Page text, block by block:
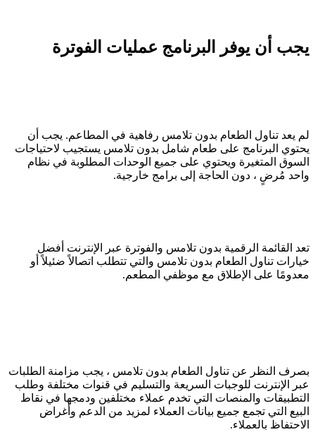
يجب أن يوفر البرنامج عمليات الفوترة
لم يعد تناول الطعام بدون تلامس رفاهية في المطاعم. يجب أن
يحتوي البرنامج على طعام شامل بدون تلامس يستجيب لاحتياجات
السوق المتغيرة ويحتوي على جميع الوحدات المطلوبة في نظام
واحد مُرضٍ ، دون الحاجة إلى برامج خارجية.
تعد القائمة الرقمية بدون تلامس والفوترة عبر الإنترنت أفضل
خيارات تناول الطعام بدون تلامس والتي تتطلب اتصالاً ضئيلاً أو
معدومًا على الإطلاق مع موظفي المطعم.
بصرف النظر عن تناول الطعام بدون تلامس ، يجب مزامنة الطلبات
عبر الإنترنت للوجبات السريعة والتسليم في قنوات مختلفة وطلب
التطبيقات والمنصات التي تخدم عملاء مختلفين ودمجها في نقاط
البيع التي تجمع جميع بيانات العملاء لمزيد من الدعم وأغراض
الاحتفاظ بالعملاء.